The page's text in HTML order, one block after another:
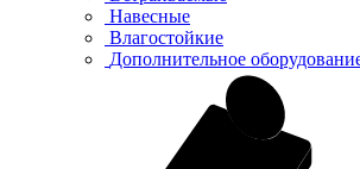
Навесные
Влагостойкие
Дополнительное